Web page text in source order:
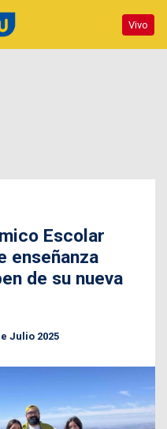
Vivo
Escolar
enseñanza
de su nueva
Julio 2025